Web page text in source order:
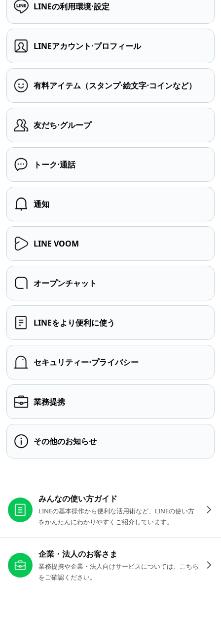
LINEの利用環境⋅設定
LINEアカウント⋅プロフィール
有料アイテム（スタンプ⋅絵文字⋅コインなど）
友だち⋅グループ
トーク⋅通話
通知
LINE VOOM
オープンチャット
LINEをより便利に使う
セキュリティー⋅プライバシー
業務提携
その他のお知らせ
みんなの使い方ガイド
LINEの基本操作から便利な活用術など、LINEの使い方
をかんたんにわかりやすくご紹介しています。
企業・法人のお客さま
業務提携や企業・法人向けサービスについては、こちら
をご確認ください。